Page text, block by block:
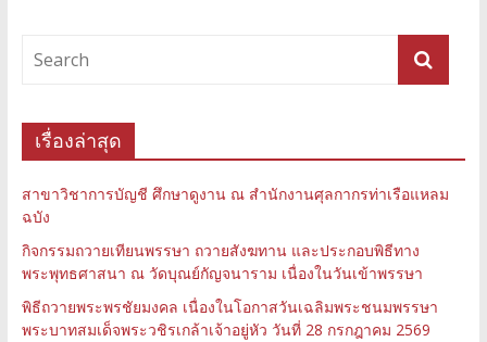
เรื่องล่าสุด
สาขาวิชาการบัญชี ศึกษาดูงาน ณ สำนักงานศุลกากรท่าเรือแหลม
ฉบัง
กิจกรรมถวายเทียนพรรษา ถวายสังฆทาน และประกอบพิธีทาง
พระพุทธศาสนา ณ วัดบุณย์กัญจนาราม เนื่องในวันเข้าพรรษา
พิธีถวายพระพรชัยมงคล เนื่องในโอกาสวันเฉลิมพระชนมพรรษา
พระบาทสมเด็จพระวชิรเกล้าเจ้าอยู่หัว วันที่ 28 กรกฎาคม 2569